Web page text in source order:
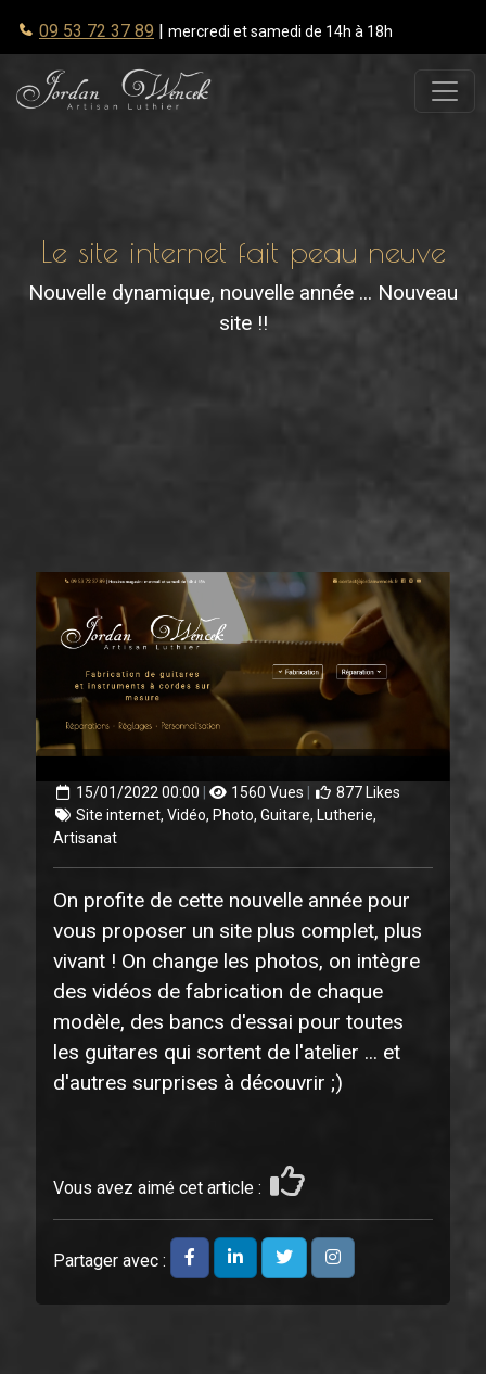
09 53 72 37 89 | mercredi et samedi de 14h à 18h
Le site internet fait peau neuve
Nouvelle dynamique, nouvelle année ... Nouveau
site !!
15/01/2022 00:00 1560 Vues
877 Likes
Site internet, Vidéo, Photo, Guitare, Lutherie,
Artisanat
On profite de cette nouvelle année pour
vous proposer un site plus complet, plus
vivant ! On change les photos, on intègre
des vidéos de fabrication de chaque
modèle, des bancs d'essai pour toutes
les guitares qui sortent de l'atelier ... et
d'autres surprises à découvrir ;)
Vous avez aimé cet article :
Partager avec :